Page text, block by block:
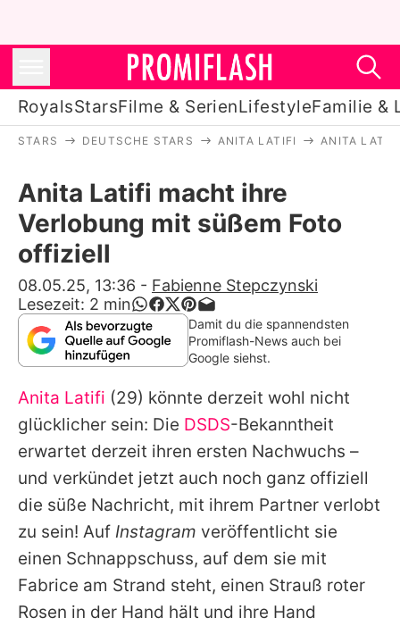
RoyalsStarsFilme & SerienLifestyleFamilie &
Stars
Filme & Serien
Lifestyle
Familie & Liebe
Promiflash Exklusiv
Alle Themen auf Promiflash
Jobs
App runterladen
Team
Redaktionelle Richtlinien
Impressum
STARS DEUTSCHE STARS ANITA LATIFI ANITA
Anita Latifi macht ihre
Verlobung mit süßem Foto
offiziell
08.05.25, 13:36 - Fabienne Stepczynski
Lesezeit: 2 min
Damit du die spannendsten
Promiflash-News auch bei
Google siehst.
Anita Latifi (29) könnte derzeit wohl nicht
glücklicher sein: Die DSDS-Bekanntheit
erwartet derzeit ihren ersten Nachwuchs –
und verkündet jetzt auch noch ganz offiziell
die süße Nachricht, mit ihrem Partner verlobt
zu sein! Auf Instagram veröffentlicht sie
einen Schnappschuss, auf dem sie mit
Fabrice am Strand steht, einen Strauß roter
Rosen in der Hand hält und ihre Hand